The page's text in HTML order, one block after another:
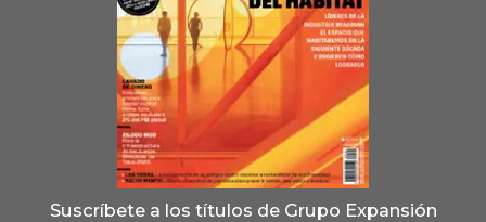
Suscríbete a los títulos de Grupo Expansión